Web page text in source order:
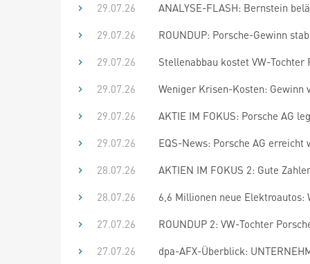
29.07.26
ANALYSE-FLASH: Bernstein
29.07.26
ROUNDUP: Porsche-Gewinn
29.07.26
Stellenabbau kostet VW-
29.07.26
Weniger Krisen-Kosten: Gewinn
29.07.26
AKTIE IM FOKUS: Porsche AG
29.07.26
EQS-News: Porsche AG
28.07.26
AKTIEN IM FOKUS 2: Gute
28.07.26
6,6 Millionen neue
27.07.26
ROUNDUP 2: VW-Tochter
27.07.26
dpa-AFX-Überblick: